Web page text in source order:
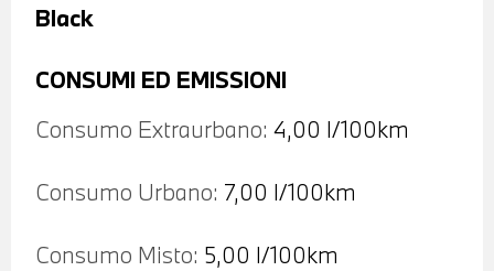
Black
CONSUMI ED EMISSIONI
Consumo Extraurbano: 4,00 l/100km
Consumo Urbano: 7,00 l/100km
Consumo Misto: 5,00 l/100km